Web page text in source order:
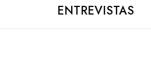
ENTREVISTAS